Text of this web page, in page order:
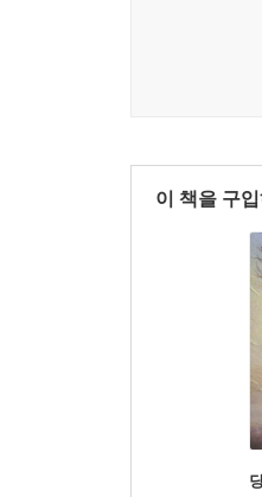
더 큰 자궁에
내일도 나는 한
살아야겠는 것
저 하류 어디쯤
새로이 돋는 것
나는 다시 살고
--- 「복효근, 저
저마다 세상에
이 책을 구